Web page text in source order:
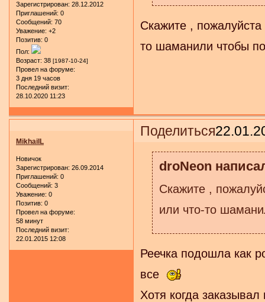
Зарегистрирован: 28.12.2012
Приглашений: 0
Сообщений: 70
Уважение: +2
Позитив: 0
Пол:
Возраст: 38 [1987-10-24]
Провел на форуме:
3 дня 19 часов
Последний визит:
28.10.2020 11:23
Скажите ,
то шаманили чтобы
Поделиться
MikhailL
Новичок
Зарегистрирован: 26.09.2014
Приглашений: 0
Сообщений: 3
Уважение: 0
Позитив: 0
Провел на форуме:
58 минут
Последний визит:
22.01.2015 12:08
droNeon
Скажите ,
или что-то
Реечка подошла как
все
Хотя когда